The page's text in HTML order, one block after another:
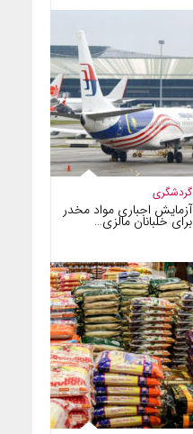
گردشگری
آزمایش اجباری مواد مخدر
برای خلبانان مالزی…